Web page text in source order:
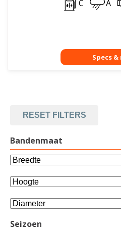
C A
RESET FILTERS
Bandenmaat
Seizoen